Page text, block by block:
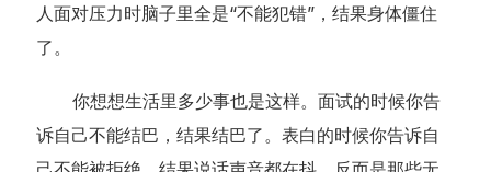
人面对压力时脑子里全是“不能犯错”，结果身体僵住
了。
你想想生活里多少事也是这样。面试的时候你告
诉自己不能结巴，结果结巴了。表白的时候你告诉自